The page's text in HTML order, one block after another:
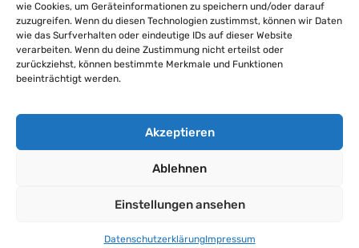
wie Cookies, um Geräteinformationen zu speichern und/oder darauf
zuzugreifen. Wenn du diesen Technologien zustimmst, können wir Daten
wie das Surfverhalten oder eindeutige IDs auf dieser Website
verarbeiten. Wenn du deine Zustimmung nicht erteilst oder
zurückziehst, können bestimmte Merkmale und Funktionen
beeinträchtigt werden.
Akzeptieren
Ablehnen
Einstellungen ansehen
DatenschutzerklärungImpressum
Impressum
Datenschutzerklärung
Barrierefreiheitserklärung
Cookie-Richtlinie (EU)
Alle Rechte vorbehalten – Lust auf besser leben gGmbH,